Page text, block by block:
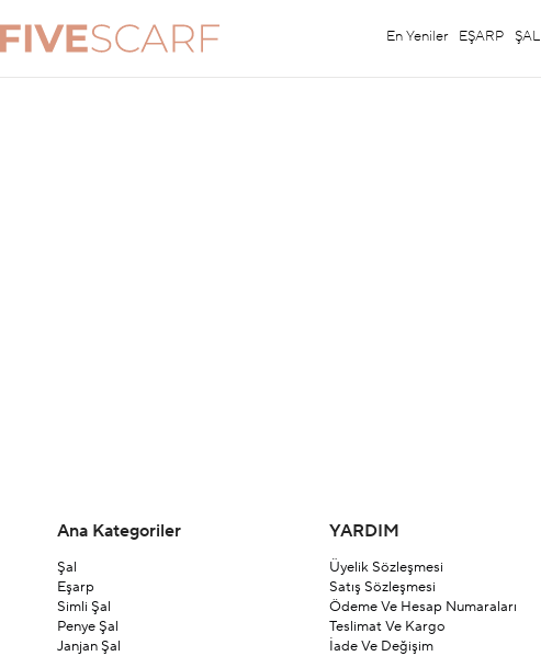
En Yeniler EŞARP ŞAL
Ana Kategoriler
Şal
Eşarp
Simli Şal
Penye Şal
Janjan Şal
YARDIM
Üyelik Sözleşmesi
Satış Sözleşmesi
Ödeme Ve Hesap Numaraları
Teslimat Ve Kargo
İade Ve Değişim